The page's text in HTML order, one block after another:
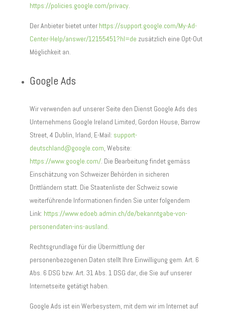
https://policies.google.com/privacy.
Der Anbieter bietet unter https://support.google.com/My-Ad-
Center-Help/answer/12155451?hl=de zusätzlich eine Opt-Out
Möglichkeit an.
Google Ads
Wir verwenden auf unserer Seite den Dienst Google Ads des
Unternehmens Google Ireland Limited, Gordon House, Barrow
Street, 4 Dublin, Irland, E-Mail: support-
deutschland@google.com, Website:
https://www.google.com/. Die Bearbeitung findet gemäss
Einschätzung von Schweizer Behörden in sicheren
Drittländern statt. Die Staatenliste der Schweiz sowie
weiterführende Informationen finden Sie unter folgendem
Link: https://www.edoeb.admin.ch/de/bekanntgabe-von-
personendaten-ins-ausland.
Rechtsgrundlage für die Übermittlung der
personenbezogenen Daten stellt Ihre Einwilligung gem. Art. 6
Abs. 6 DSG bzw. Art. 31 Abs. 1 DSG dar, die Sie auf unserer
Internetseite getätigt haben.
Google Ads ist ein Werbesystem, mit dem wir im Internet auf